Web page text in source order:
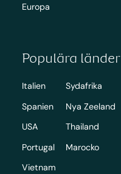
Europa
Populära länder
Italien
Spanien
USA
Portugal
Vietnam
Sydafrika
Nya Zeeland
Thailand
Marocko